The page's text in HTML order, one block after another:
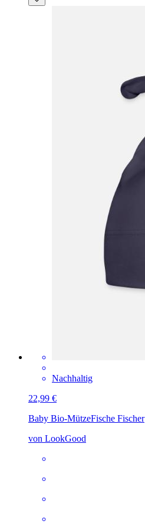
Nachhaltig
22,99 €
Baby Bio-MützeFische Fischer
von LookGood